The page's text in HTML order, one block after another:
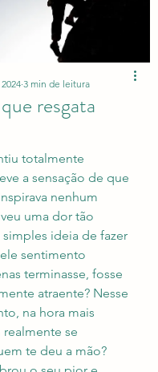
resgata
3 min de leitura
totalmente
a sensação de que
nenhum
uma dor tão
ideia de fazer
sentimento
terminasse, fosse
atraente? Nesse
na hora mais
realmente se
te deu a mão?